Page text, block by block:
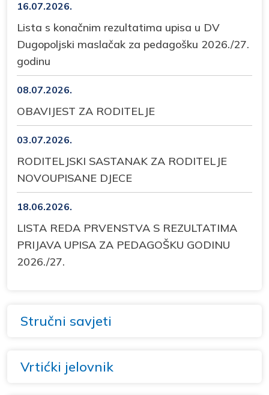
16.07.2026.
Lista s konačnim rezultatima upisa u DV
Dugopoljski maslačak za pedagošku 2026./27.
godinu
08.07.2026.
OBAVIJEST ZA RODITELJE
03.07.2026.
RODITELJSKI SASTANAK ZA RODITELJE
NOVOUPISANE DJECE
18.06.2026.
LISTA REDA PRVENSTVA S REZULTATIMA
PRIJAVA UPISA ZA PEDAGOŠKU GODINU
2026./27.
Stručni savjeti
Vrtićki jelovnik